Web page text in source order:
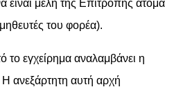
είναι μέλη της Επιτροπής άτομα
του φορέα).
το εγχείρημα αναλαμβάνει η
ανεξάρτητη αυτή αρχή